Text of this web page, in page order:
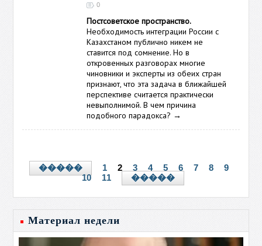
0
Постсоветское пространство.
Необходимость интеграции России с
Казахстаном публично никем не
ставится под сомнение. Но в
откровенных разговорах многие
чиновники и эксперты из обеих стран
признают, что эта задача в ближайшей
перспективе считается практически
невыполнимой. В чем причина
подобного парадокса? →
����� 1 2 3 4 5 6 7 8
9
10
11 �����
Материал недели